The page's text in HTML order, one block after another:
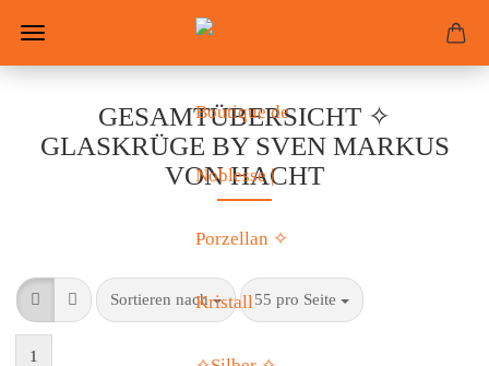
GESAMTÜBERSICHT ✧
GLASKRÜGE BY SVEN MARKUS
VON HACHT
Sortieren nach 55 pro Seite
1